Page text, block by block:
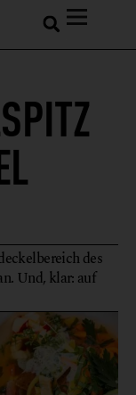
des
Und, klar: auf